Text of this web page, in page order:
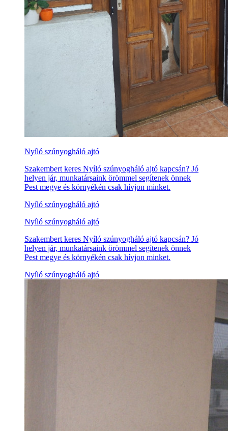
Nyíló szúnyogháló ajtó
Szakembert keres Nyíló szúnyogháló ajtó kapcsán? Jó
helyen jár, munkatársaink örömmel segítenek önnek
Pest megye és környékén csak hívjon minket.
Nyíló szúnyogháló ajtó
Nyíló szúnyogháló ajtó
Szakembert keres Nyíló szúnyogháló ajtó kapcsán? Jó
helyen jár, munkatársaink örömmel segítenek önnek
Pest megye és környékén csak hívjon minket.
Nyíló szúnyogháló ajtó